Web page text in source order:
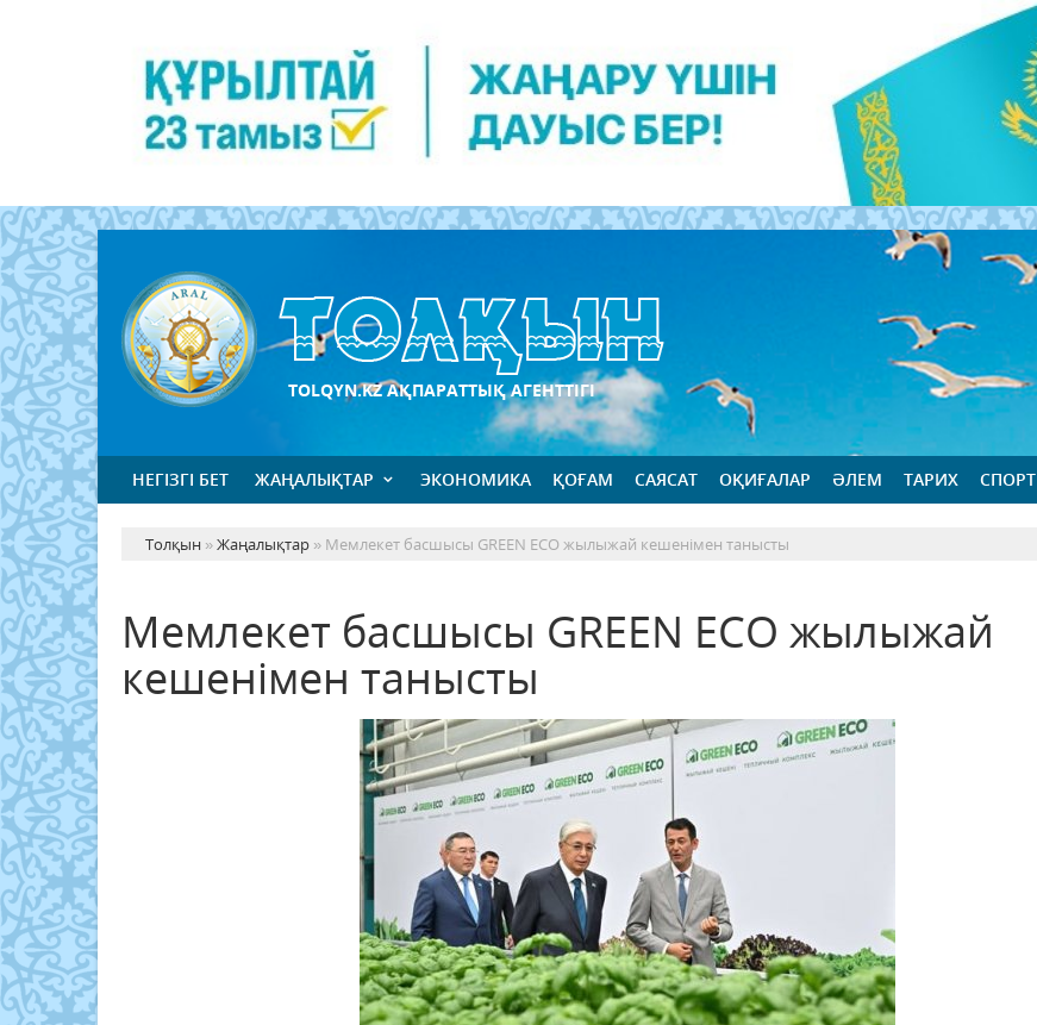
TOLQYN.KZ АҚПАРАТТЫҚ АГЕНТТІГІ
НЕГІЗГІ БЕТ ЖАҢАЛЫҚТАР ЭКОНОМИКА ҚОҒАМ САЯСАТ ОҚИҒАЛАР ӘЛЕМ ТАРИХ СПОРТ
Толқын »Жаңалықтар » Мемлекет басшысы GREEN ЕСО жылыжай кешенімен танысты
Мемлекет басшысы GREEN ЕСО жылыжай
кешенімен танысты